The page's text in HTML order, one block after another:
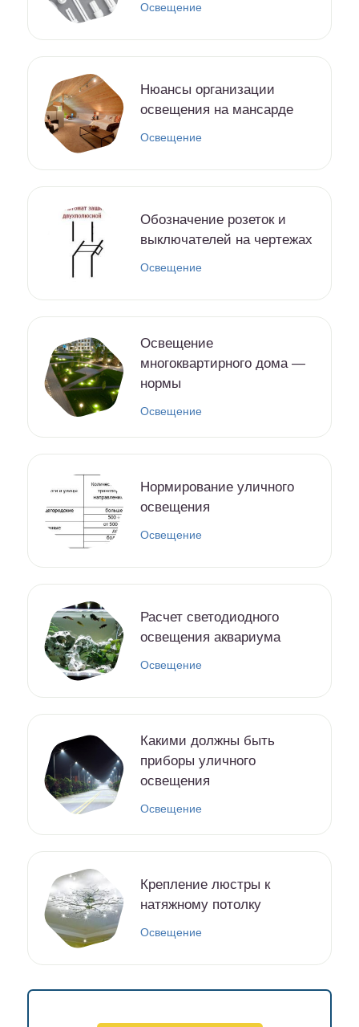
Освещение
Нюансы организации
освещения на мансарде
Освещение
Обозначение розеток и
выключателей на чертежах
Освещение
Освещение
многоквартирного дома —
нормы
Освещение
Нормирование уличного
освещения
Освещение
Расчет светодиодного
освещения аквариума
Освещение
Какими должны быть
приборы уличного
освещения
Освещение
Крепление люстры к
натяжному потолку
Освещение